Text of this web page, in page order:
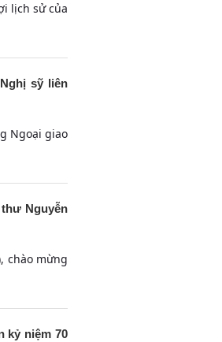
lịch sử của
sỹ liên
Ngoại giao
Nguyễn
chào mừng
kỷ niệm 70